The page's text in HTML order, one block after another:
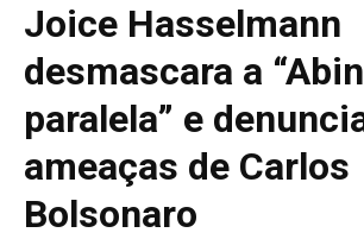
Joice Hasselmann
desmascara a “Abin
paralela” e
ameaças de Carlos
Bolsonaro